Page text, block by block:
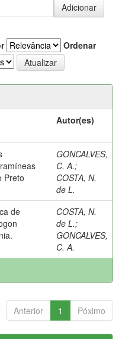
Ordenar
Autor(es)
Preto
GONCALVES,
C. A.;
COSTA, N.
de L.
de
COSTA, N.
de L.;
GONCALVES,
C. A.
Anterior 1 Póximo